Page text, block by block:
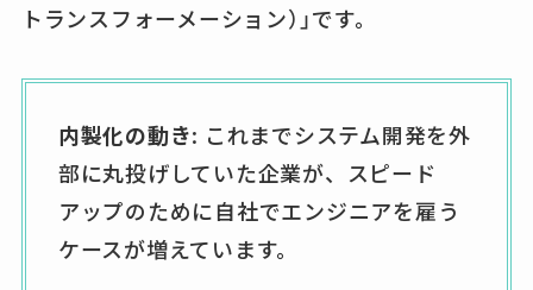
トランスフォーメーション）」です。
内製化の動き: これまでシステム開発を外
部に丸投げしていた企業が、スピード
アップのために自社でエンジニアを雇う
ケースが増えています。